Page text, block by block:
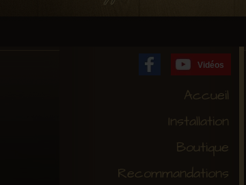
Vidéos
Accueil
Installation
Boutique
Recommandations